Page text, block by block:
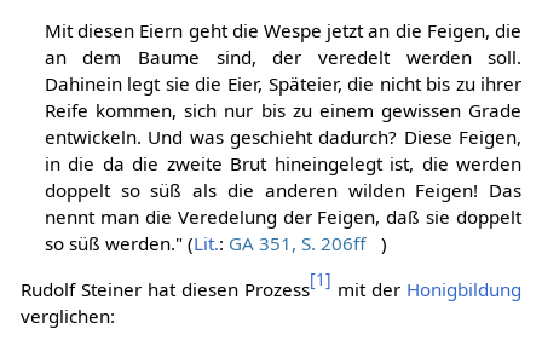
Mit diesen Eiern geht die Wespe jetzt an die Feigen, die
an dem Baume sind, der veredelt werden soll.
Dahinein legt sie die Eier, Späteier, die nicht bis zu ihrer
Reife kommen, sich nur bis zu einem gewissen Grade
entwickeln. Und was geschieht dadurch? Diese Feigen,
in die da die zweite Brut hineingelegt ist, die werden
doppelt so süß als die anderen wilden Feigen! Das
nennt man die Veredelung der Feigen, daß sie doppelt
so süß werden." (Lit.: GA 351, S. 206ff
)
Rudolf Steiner hat diesen Prozess[1] mit der Honigbildung
verglichen: